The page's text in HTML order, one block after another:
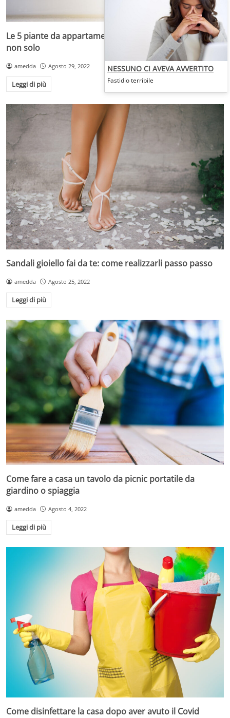
Le 5 piante da appartamento utili per purificare l’aria e
non solo
amedda Agosto 29, 2022
Leggi di più
Sandali gioiello fai da te: come realizzarli passo passo
amedda Agosto 25, 2022
Leggi di più
Come fare a casa un tavolo da picnic portatile da
giardino o spiaggia
amedda Agosto 4, 2022
Leggi di più
Come disinfettare la casa dopo aver avuto il Covid
NESSUNO CI AVEVA AVVERTITO
Fastidio terribile